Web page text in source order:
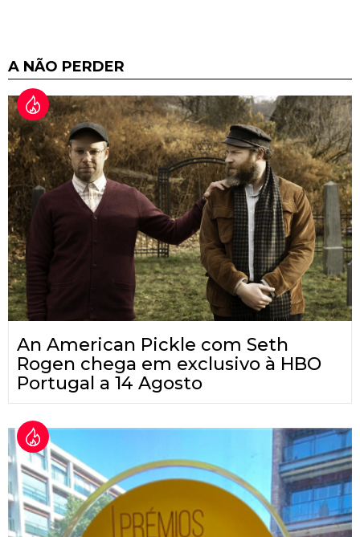
A NÃO PERDER
An American Pickle com Seth
Rogen chega em exclusivo à HBO
Portugal a 14 Agosto